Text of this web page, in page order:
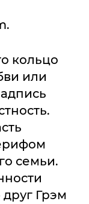
кольцо
или
семьи.
друг Грэм